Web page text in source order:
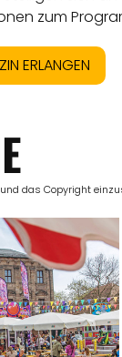
zum
ERLANGEN
das Copyright